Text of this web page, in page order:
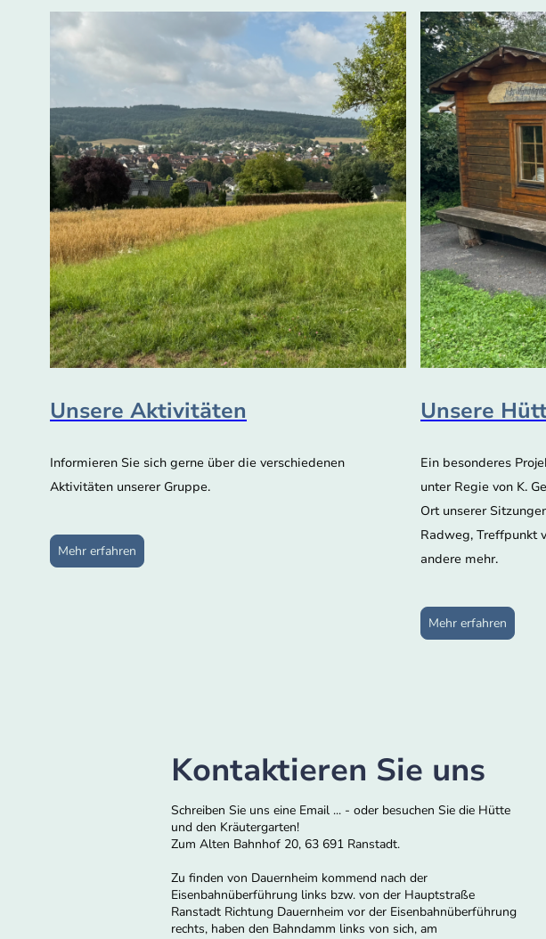
Unsere Aktivitäten
Informieren Sie sich gerne über die verschiedenen
Aktivitäten unserer Gruppe.
Mehr erfahren
Unsere
Ein besonderes
unter Regie von K.
Ort unserer
Radweg, Treffpunkt
andere mehr.
Mehr erfahren
Kontaktieren Sie uns
Schreiben Sie uns eine Email ... - oder besuchen Sie die Hütte
und den Kräutergarten!
Zum Alten Bahnhof 20, 63 691 Ranstadt.
Zu finden von Dauernheim kommend nach der
Eisenbahnüberführung links bzw. von der Hauptstraße
Ranstadt Richtung Dauernheim vor der Eisenbahnüberführung
rechts, haben den Bahndamm links von sich, am